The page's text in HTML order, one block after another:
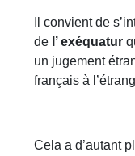
Il convient de
de l’ exéquatur
un jugement
français à
Cela a d’autant